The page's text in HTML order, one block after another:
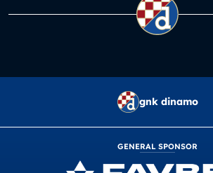
gnk dinamo
GENERAL SPONSOR